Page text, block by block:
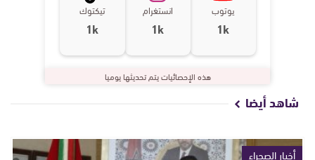
يوتوب
1k
انستغرام
1k
تيكتوك
1k
هذه الإحصائيات يتم تحديثها يوميا
شاهد أيضا
أخبار الصحراء